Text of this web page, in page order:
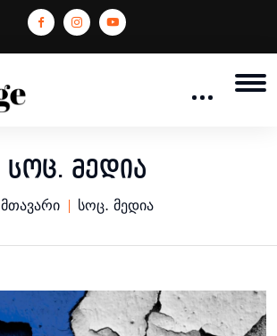
სოც. მედია
მთავარი სოც. მედია